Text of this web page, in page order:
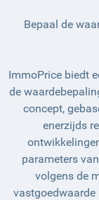
Bepaal de
ImmoPrice biedt
de
concept,
enerzijds
parameters
volgens de
vastgoedwaarde